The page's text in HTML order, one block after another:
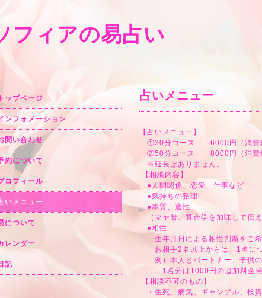
フィアの易占い
占いメニュー
【占いメニュー】
①30分コース 6000円（消費
②50分コース 8000円（消費
※延長はありません。
【相談内容】
●人間関係、恋愛、仕事など
●気持ちの整理
●本質、適性
（マヤ暦、算命学を加味して伝え
●相性
生年月日による相性判断をご希
お相手2名以上からは、1名につ
例）本人とパートナー、子供の
1名分は1000円の追加料金発
【相談不可のもの】
・生死、病気、ギャンブル、投
トップページ
ンフォメーション
問い合わせ
約について
ロフィール
いメニュー
について
レンダー
記